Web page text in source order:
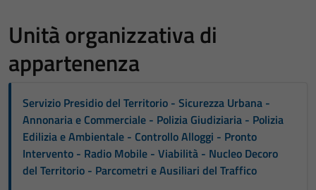
Unità organizzativa di
appartenenza
Servizio Presidio del Territorio - Sicurezza Urbana -
Annonaria e Commerciale - Polizia Giudiziaria - Polizia
Edilizia e Ambientale - Controllo Alloggi - Pronto
Intervento - Radio Mobile - Viabilità - Nucleo Decoro
del Territorio - Parcometri e Ausiliari del Traffico